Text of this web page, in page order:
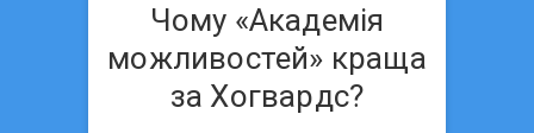
Чому «Академія
можливостей» краща
за Хогвардс?